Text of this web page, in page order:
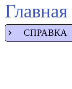
Главная
СПРАВКА